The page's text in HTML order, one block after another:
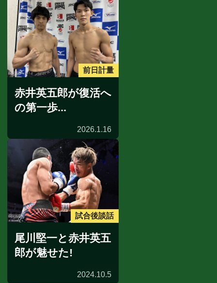
前日計量
赤井英五郎が復活へ
の第一歩...
2026.1.16
試合後談話
尾川堅一と赤井英五
郎が魅せた!
2024.10.5